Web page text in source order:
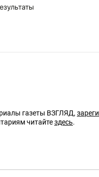
газеты ВЗГЛЯД,
читайтездесь.